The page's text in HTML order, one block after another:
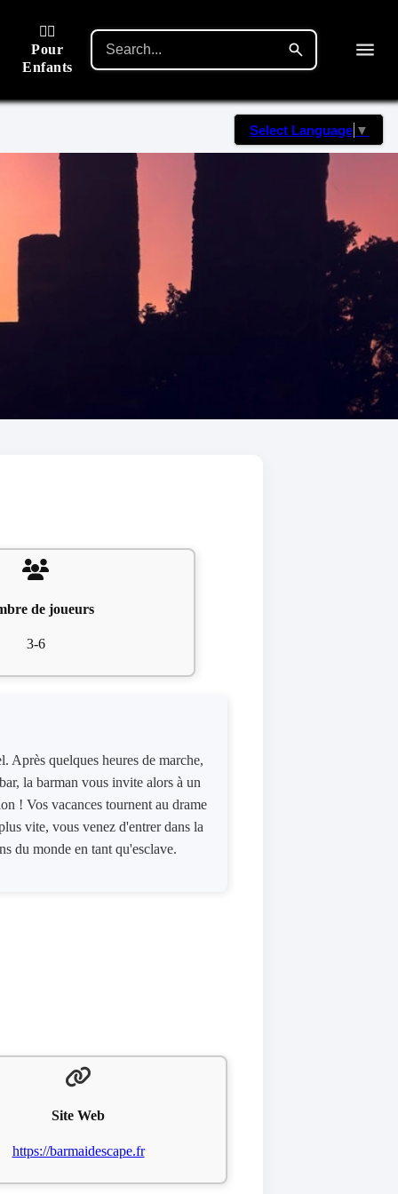
🙋‍♂️
Pour
Enfants
Select Language ▼
de joueurs
3-6
Après quelques heures de marche,
la barman vous invite alors à un
! Vos vacances tournent au drame
vite, vous venez d'entrer dans la
du monde en tant qu'esclave.
Site Web
https://barmaidescape.fr